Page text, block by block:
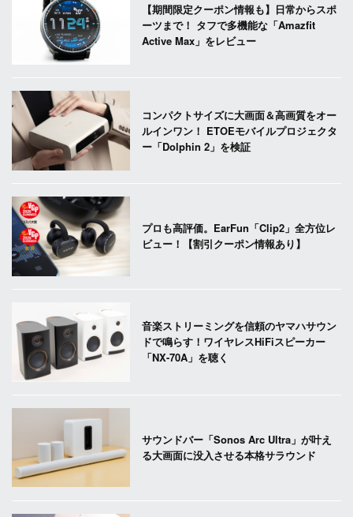
【期間限定クーポン情報も】日常からスポ
ーツまで！ タフで多機能な「Amazfit
Active Max」をレビュー
コンパクトサイズに大画面＆高画質をオー
ルインワン！ ETOEモバイルプロジェクタ
ー「Dolphin 2」を検証
プロも高評価。EarFun「Clip2」全方位レ
ビュー！【割引クーポン情報あり】
音楽ストリーミングを信頼のヤマハサウン
ドで鳴らす！ワイヤレスHiFiスピーカー
「NX-70A」を聴く
サウンドバー「Sonos Arc Ultra」が叶え
る大画面に没入させる本格サラウンド